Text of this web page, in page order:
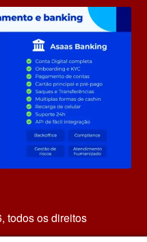
todos os direitos